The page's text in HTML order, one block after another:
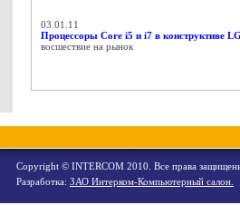
03.01.11
Процессоры Core i5 и i7 в конструктиве
восшествие на рынок
Copyright © INTERCOM 2010. Все права
Разработка: ЗАО Интерком-Компьютерный салон.